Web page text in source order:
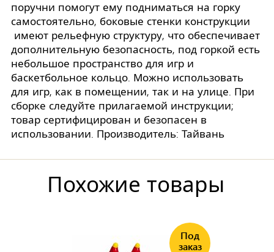
поручни помогут ему подниматься на горку
самостоятельно, боковые стенки конструкции
имеют рельефную структуру, что обеспечивает
дополнительную безопасность, под горкой есть
небольшое пространство для игр и
баскетбольное кольцо. Можно использовать
для игр, как в помещении, так и на улице. При
сборке следуйте прилагаемой инструкции;
товар сертифицирован и безопасен в
использовании. Производитель: Тайвань
Похожие товары